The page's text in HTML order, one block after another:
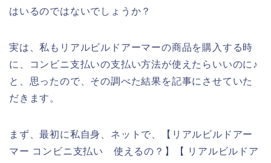
はいるのではないでしょうか？
実は、私もリアルビルドアーマーの商品を購入する時
に、コンビニ支払いの支払い方法が使えたらいいのに♪
と、思ったので、その調べた結果を記事にさせていた
だきます。
まず、最初に私自身、ネットで、【リアルビルドアー
マー コンビニ支払い 使えるの？】【 リアルビルドア